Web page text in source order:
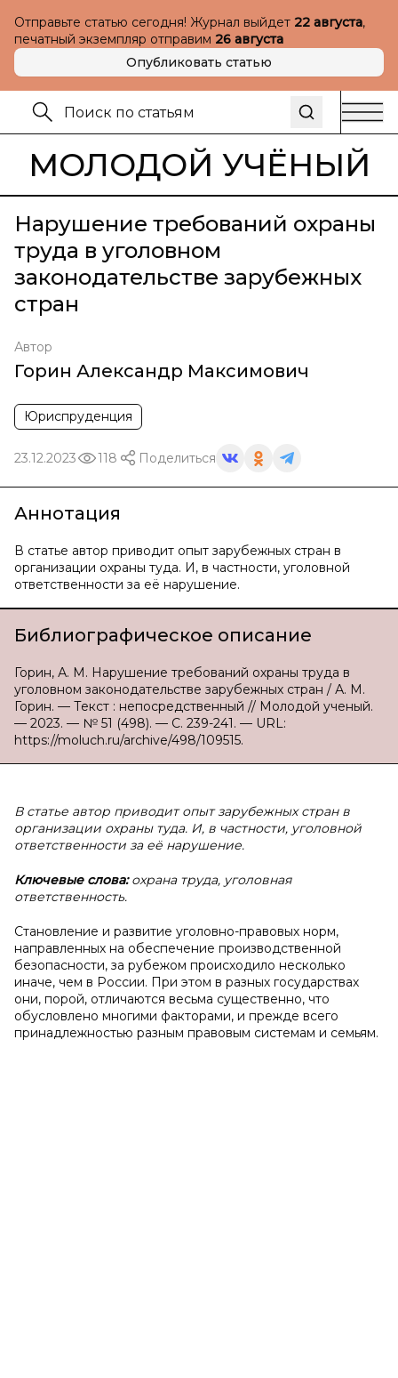
Отправьте статью сегодня! Журнал выйдет 22 августа,
печатный экземпляр отправим 26 августа
Опубликовать статью
МОЛОДОЙ УЧЁНЫЙ
Нарушение требований охраны
труда в уголовном
законодательстве зарубежных
стран
Автор
Горин Александр Максимович
Юриспруденция
23.12.2023 118 Поделиться
Аннотация
В статье автор приводит опыт зарубежных стран в
организации охраны туда. И, в частности, уголовной
ответственности за её нарушение.
Библиографическое описание
Горин, А. М. Нарушение требований охраны труда в
уголовном законодательстве зарубежных стран / А. М.
Горин. — Текст : непосредственный // Молодой ученый.
— 2023. — № 51 (498). — С. 239-241. — URL:
https://moluch.ru/archive/498/109515.
В статье автор приводит опыт зарубежных стран в
организации охраны туда. И, в частности, уголовной
ответственности за её нарушение.
Ключевые слова:охрана труда, уголовная
ответственность.
Становление и развитие уголовно-правовых норм,
направленных на обеспечение производственной
безопасности, за рубежом происходило несколько
иначе, чем в России. При этом в разных государствах
они, порой, отличаются весьма существенно, что
обусловлено многими факторами, и прежде всего
принадлежностью разным правовым системам и семьям.